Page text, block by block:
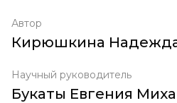
Автор
Кирюшкина Надежда
Научный руководитель
Букаты Евгения